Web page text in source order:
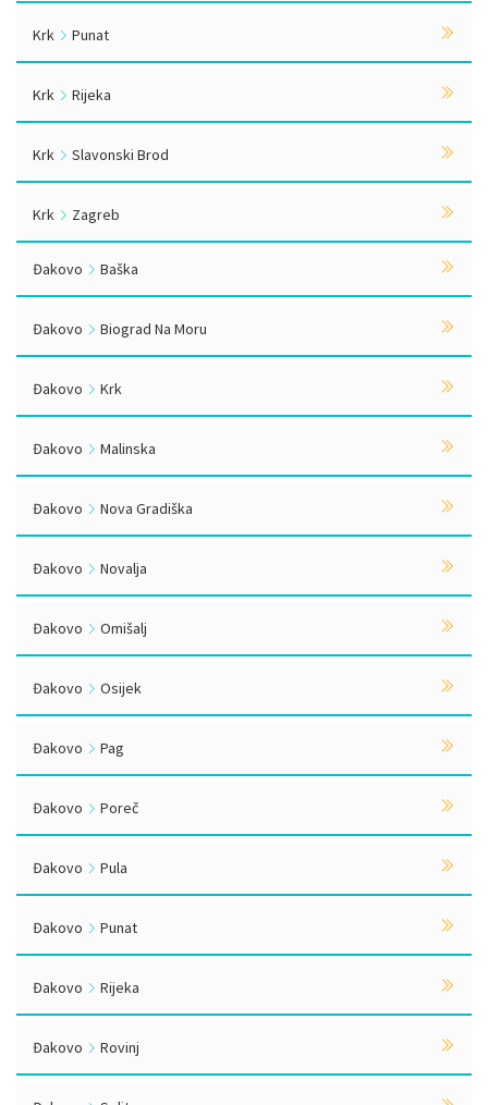
Krk Punat
Krk Rijeka
Krk Slavonski Brod
Krk Zagreb
Đakovo Baška
Đakovo Biograd Na Moru
Đakovo Krk
Đakovo Malinska
Đakovo Nova Gradiška
Đakovo Novalja
Đakovo Omišalj
Đakovo Osijek
Đakovo Pag
Đakovo Poreč
Đakovo Pula
Đakovo Punat
Đakovo Rijeka
Đakovo Rovinj